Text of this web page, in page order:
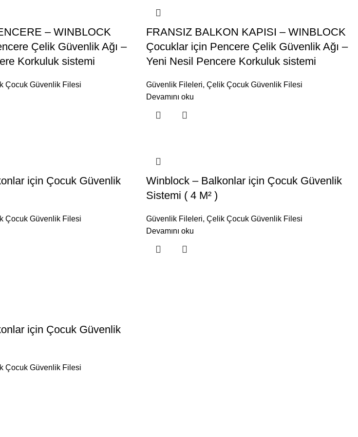
– WINBLOCK
Çelik Güvenlik Ağı –
Korkuluk sistemi
Çocuk Güvenlik Filesi
FRANSIZ BALKON KAPISI – WINBLOCK
Çocuklar için Pencere Çelik Güvenlik Ağı –
Yeni Nesil Pencere Korkuluk sistemi
Güvenlik Fileleri,Çelik Çocuk Güvenlik Filesi
Devamını oku
için Çocuk Güvenlik
Çocuk Güvenlik Filesi
Winblock – Balkonlar için Çocuk Güvenlik
Sistemi ( 4 M² )
Güvenlik Fileleri,Çelik Çocuk Güvenlik Filesi
Devamını oku
için Çocuk Güvenlik
Çocuk Güvenlik Filesi